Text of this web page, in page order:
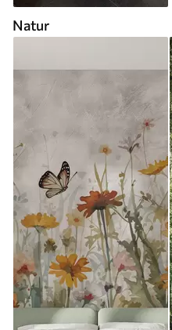
Natur